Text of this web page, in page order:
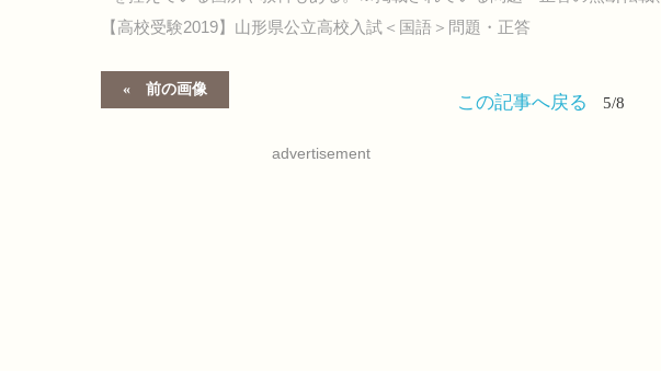
【高校受験2019】山形県公立高校入試＜国語＞問題・正答
前の画像
この記事へ戻る 5/8
advertisement